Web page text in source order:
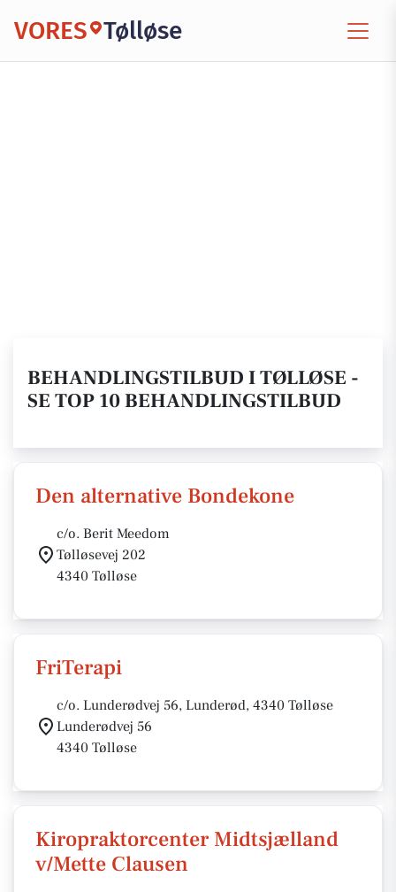
VORES Tølløse
BEHANDLINGSTILBUD I TØLLØSE -
SE TOP 10 BEHANDLINGSTILBUD
Den alternative Bondekone
c/o. Berit Meedom
Tølløsevej 202
4340 Tølløse
FriTerapi
c/o. Lunderødvej 56, Lunderød, 4340 Tølløse
Lunderødvej 56
4340 Tølløse
Kiropraktorcenter Midtsjælland
v/Mette Clausen